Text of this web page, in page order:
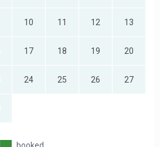
10 11 12 13
17 18 19 20
24 25 26 27